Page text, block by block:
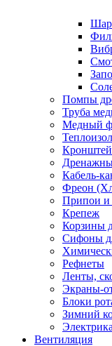
Помпы
Труба
Медный
Кабель-
Фреон
Припои
Крепеж
Корзины
Сифоны
Рефнеты
Ленты,
Экраны-
Блоки
Зимний
Электрика
Вентиляция